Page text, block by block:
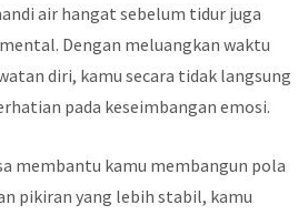
air hangat sebelum tidur juga
Dengan meluangkan waktu
diri, kamu secara tidak langsung
pada keseimbangan emosi.
membantu kamu membangun pola
pikiran yang lebih stabil, kamu